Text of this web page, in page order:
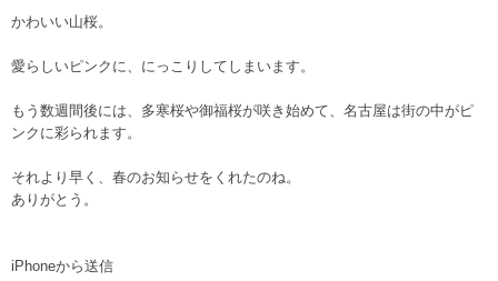
かわいい山桜。
愛らしいピンクに、にっこりしてしまいます。
もう数週間後には、多寒桜や御福桜が咲き始めて、名古屋は街の中がピ
ンクに彩られます。
それより早く、春のお知らせをくれたのね。
ありがとう。
iPhoneから送信